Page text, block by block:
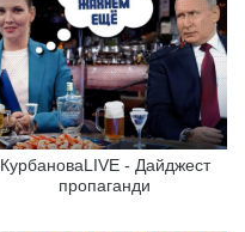
КурбановаLIVE - Дайджест
пропаганди